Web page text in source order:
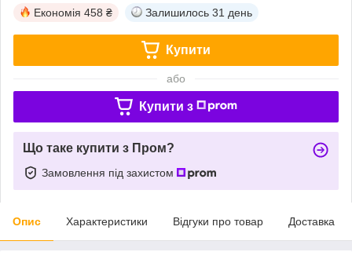
Економія 458 ₴ Залишилось 31 день
Купити
або
Купити з
Що таке купити з Пром?
Замовлення під захистом
Опис Характеристики Відгуки про товар Доставка